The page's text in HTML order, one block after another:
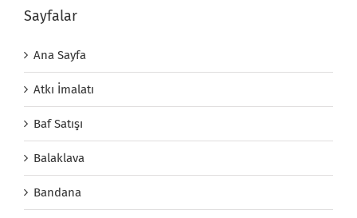
Sayfalar
Ana Sayfa
Atkı İmalatı
Baf Satışı
Balaklava
Bandana